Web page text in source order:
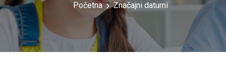
Početna Značajni datumi